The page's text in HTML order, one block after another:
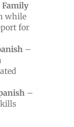
Family
while
for
–
–